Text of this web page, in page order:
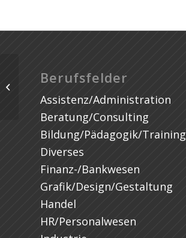
Berufsfelder
Assistenz/Administration
Beratung/Consulting
Bildung/Pädagogik/Training
Diverses
Finanz-/Bankwesen
Grafik/Design/Gestaltung
Handel
HR/Personalwesen
Praktikum im Bereich Simulation
nachhaltiger Antriebssysteme mit
der Möglichkeit...